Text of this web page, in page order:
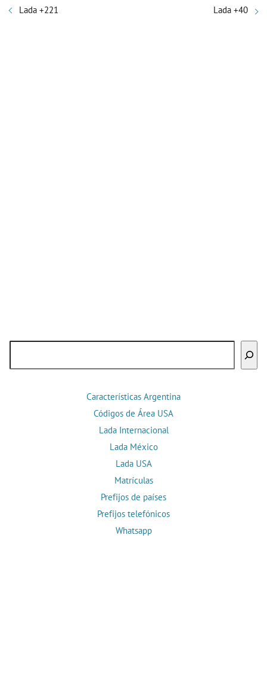
Lada +221 Lada +40
Características Argentina
Códigos de Área USA
Lada Internacional
Lada México
Lada USA
Matrículas
Prefijos de países
Prefijos telefónicos
Whatsapp